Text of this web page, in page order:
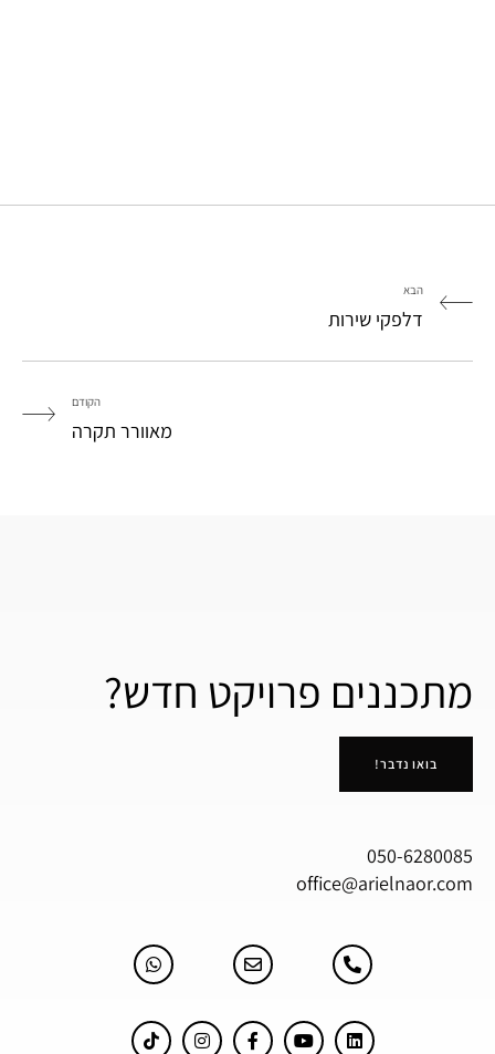
הבא
דלפקי שירות
הקודם
מאוורר תקרה
מתכננים פרויקט חדש?
בואו נדבר!
050-6280085
office@arielnaor.com